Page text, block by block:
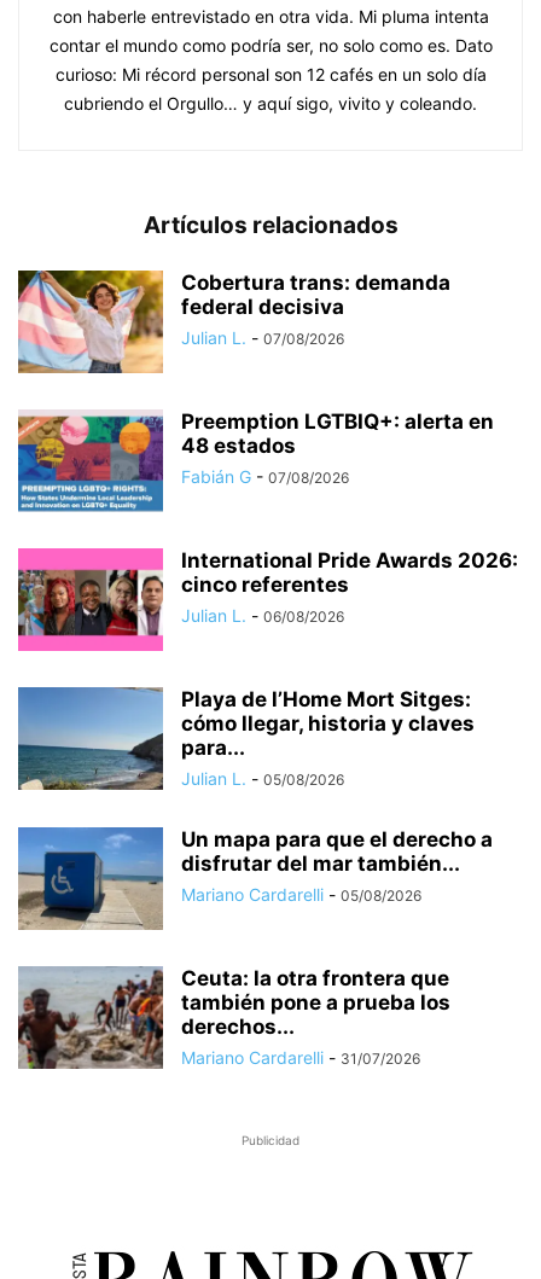
con haberle entrevistado en otra vida. Mi pluma intenta
contar el mundo como podría ser, no solo como es. Dato
curioso: Mi récord personal son 12 cafés en un solo día
cubriendo el Orgullo… y aquí sigo, vivito y coleando.
Artículos relacionados
Cobertura trans: demanda
federal decisiva
Julian L. - 07/08/2026
Preemption LGTBIQ+: alerta en
48 estados
Fabián G - 07/08/2026
International Pride Awards 2026:
cinco referentes
Julian L. - 06/08/2026
Playa de l’Home Mort Sitges:
cómo llegar, historia y claves
para...
Julian L. - 05/08/2026
Un mapa para que el derecho a
disfrutar del mar también...
Mariano Cardarelli - 05/08/2026
Ceuta: la otra frontera que
también pone a prueba los
derechos...
Mariano Cardarelli - 31/07/2026
Publicidad